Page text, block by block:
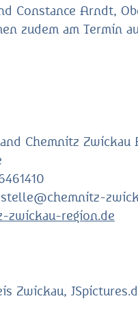
Constance Arndt,
zudem am Termin
Chemnitz Zwickau
zwickau-region.de
Zwickau,